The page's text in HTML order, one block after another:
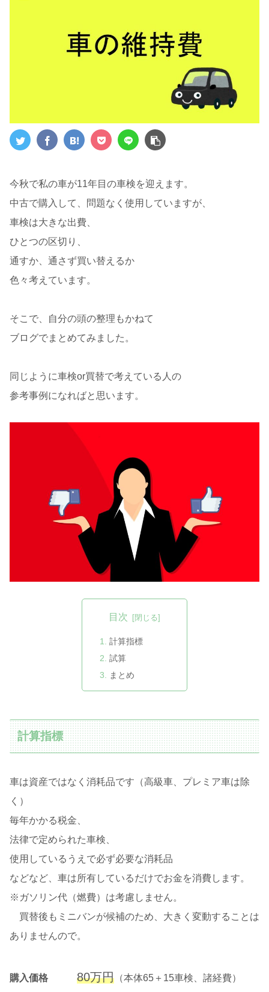
今秋で私の車が11年目の車検を迎えます。
中古で購入して、問題なく使用していますが、
車検は大きな出費、
ひとつの区切り、
通すか、通さず買い替えるか
色々考えています。
そこで、自分の頭の整理もかねて
ブログでまとめてみました。
同じように車検or買替で考えている人の
参考事例になればと思います。
目次
計算指標
試算
まとめ
計算指標
車は資産ではなく消耗品です（高級車、プレミア車は除
く）
毎年かかる税金、
法律で定められた車検、
使用しているうえで必ず必要な消耗品
などなど、車は所有しているだけでお金を消費します。
※ガソリン代（燃費）は考慮しません。
買替後もミニバンが候補のため、大きく変動することは
ありませんので。
購入価格 80万円 （本体65＋15車検、諸経費）